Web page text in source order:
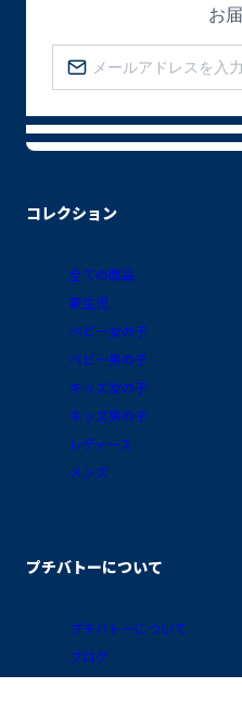
コレクション
全ての商品
新生児
ベビー女の子
ベビー男の子
キッズ女の子
キッズ男の子
レディース
メンズ
プチバトーについて
プチバトーについて
ブログ
お